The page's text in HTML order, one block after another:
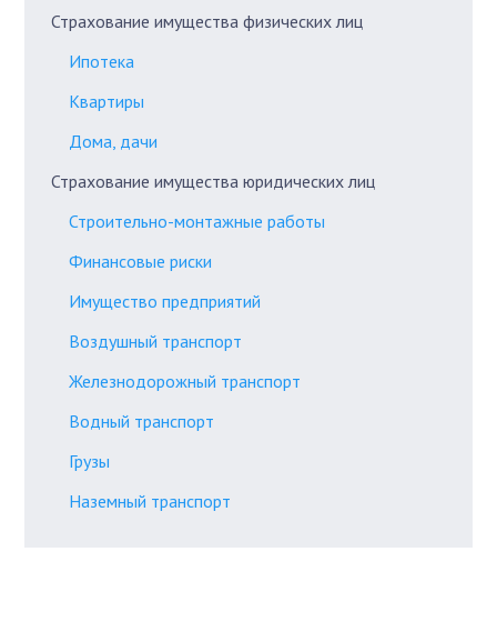
Страхование имущества физических лиц
Ипотека
Квартиры
Дома, дачи
Страхование имущества юридических лиц
Строительно-монтажные работы
Финансовые риски
Имущество предприятий
Воздушный транспорт
Железнодорожный транспорт
Водный транспорт
Грузы
Наземный транспорт